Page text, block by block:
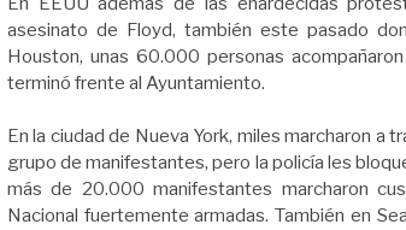
asesinato de Floyd, también este pasado
Houston, unas 60.000 personas
terminó frente al Ayuntamiento.
En la ciudad de Nueva York, miles marcharon a
grupo de manifestantes, pero la policía les
más de 20.000 manifestantes marcharon
Nacional fuertemente armadas. También en